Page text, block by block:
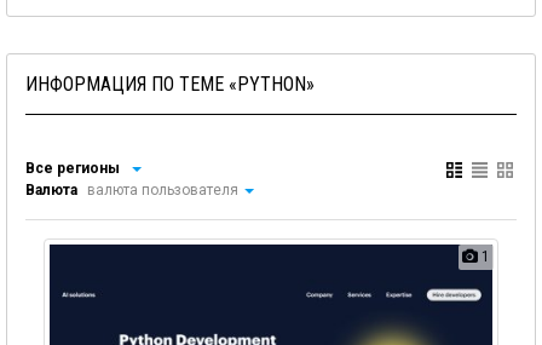
ИНФОРМАЦИЯ ПО ТЕМЕ «PYTHON»
Все регионы
Валюта
валюта пользователя
1